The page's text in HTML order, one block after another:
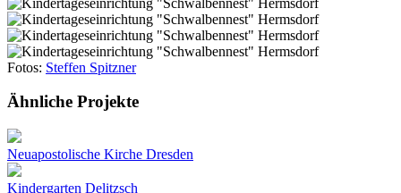
Fotos: Steffen Spitzner
Ähnliche Projekte
Neuapostolische Kirche Dresden
Kindergarten Delitzsch